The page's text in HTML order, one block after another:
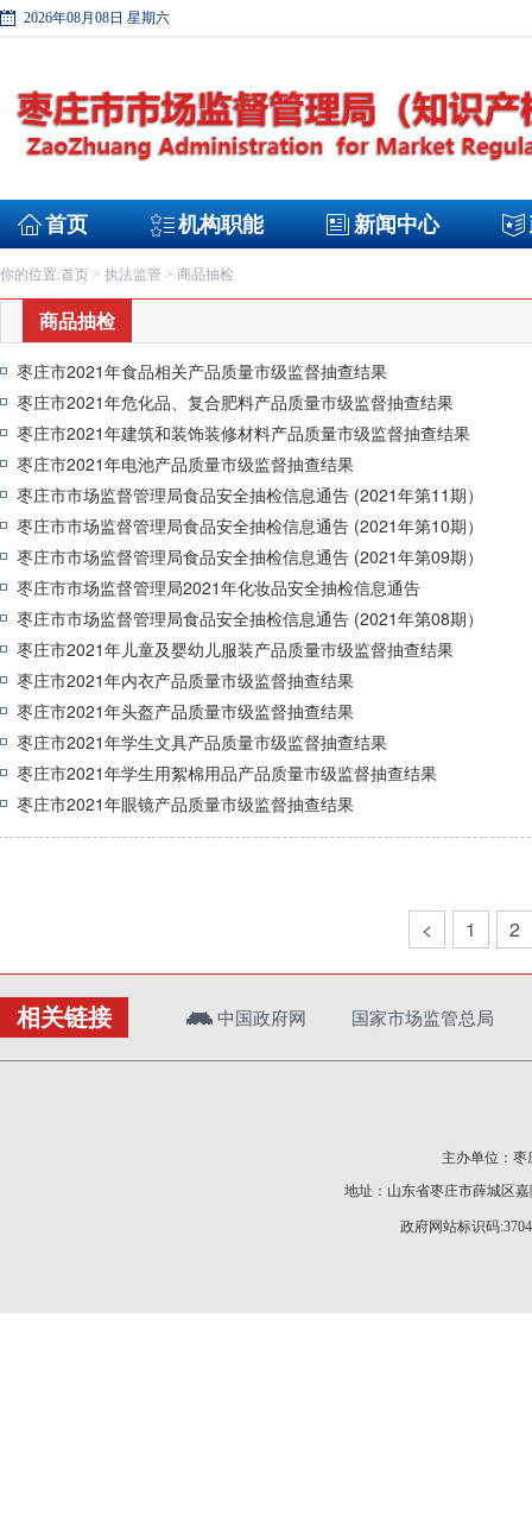
2026年08月08日 星期六
首页 机构职能 新闻中心
你的位置:首页 > 执法监管 > 商品抽检
商品抽检
枣庄市2021年食品相关产品质量市级监督抽查结果
枣庄市2021年危化品、复合肥料产品质量市级监督抽查结果
枣庄市2021年建筑和装饰装修材料产品质量市级监督抽查结果
枣庄市2021年电池产品质量市级监督抽查结果
枣庄市市场监督管理局食品安全抽检信息通告 (2021年第11期）
枣庄市市场监督管理局食品安全抽检信息通告 (2021年第10期）
枣庄市市场监督管理局食品安全抽检信息通告 (2021年第09期）
枣庄市市场监督管理局2021年化妆品安全抽检信息通告
枣庄市市场监督管理局食品安全抽检信息通告 (2021年第08期）
枣庄市2021年儿童及婴幼儿服装产品质量市级监督抽查结果
枣庄市2021年内衣产品质量市级监督抽查结果
枣庄市2021年头盔产品质量市级监督抽查结果
枣庄市2021年学生文具产品质量市级监督抽查结果
枣庄市2021年学生用絮棉用品产品质量市级监督抽查结果
枣庄市2021年眼镜产品质量市级监督抽查结果
< 1 2
相关链接 中国政府网 国家市场监管总局
主办单位：
地址：山东省枣庄市薛城区
政府网站标识码